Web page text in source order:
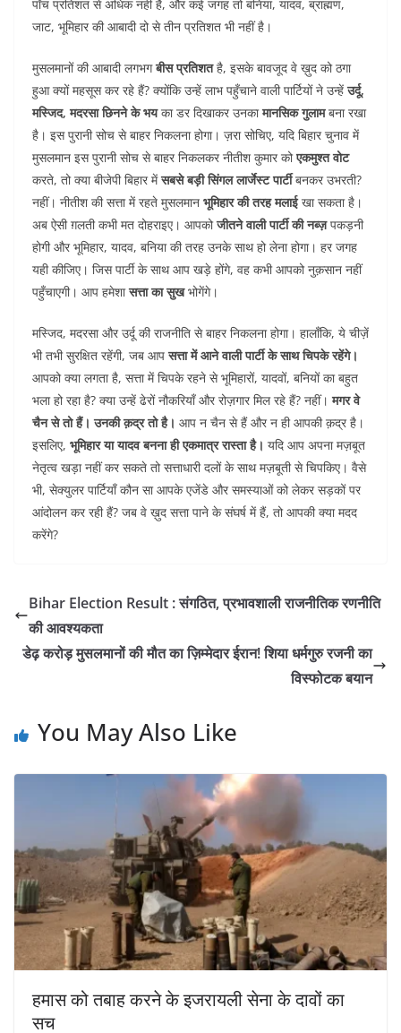
पाँच प्रतिशत से अधिक नहीं है, और कई जगह तो बनिया, यादव, ब्राह्मण,
जाट, भूमिहार की आबादी दो से तीन प्रतिशत भी नहीं है।
मुसलमानों की आबादी लगभगबीस प्रतिशतहै, इसके बावजूद वे ख़ुद को ठगा
हुआ क्यों महसूस कर रहे हैं? क्योंकि उन्हें लाभ पहुँचाने वाली पार्टियों ने उन्हेंउर्दू,
मस्जिद, मदरसा छिनने के भयका डर दिखाकर उनकामानसिक गुलामबना रखा
है। इस पुरानी सोच से बाहर निकलना होगा। ज़रा सोचिए, यदि बिहार चुनाव में
मुसलमान इस पुरानी सोच से बाहर निकलकर नीतीश कुमार कोएकमुश्त वोट
करते, तो क्या बीजेपी बिहार मेंसबसे बड़ी सिंगल लार्जेस्ट पार्टीबनकर उभरती?
नहीं। नीतीश की सत्ता में रहते मुसलमान भूमिहार की तरह मलाईखा सकता है।
अब ऐसी ग़लती कभी मत दोहराइए। आपकोजीतने वाली पार्टी की नब्ज़पकड़नी
होगी और भूमिहार, यादव, बनिया की तरह उनके साथ हो लेना होगा। हर जगह
यही कीजिए। जिस पार्टी के साथ आप खड़े होंगे, वह कभी आपको नुक़सान नहीं
पहुँचाएगी। आप हमेशासत्ता का सुखभोगेंगे।
मस्जिद, मदरसा और उर्दू की राजनीति से बाहर निकलना होगा। हालाँकि, ये चीज़ें
भी तभी सुरक्षित रहेंगी, जब आपसत्ता में आने वाली पार्टी के साथ चिपके रहेंगे।
आपको क्या लगता है, सत्ता में चिपके रहने से भूमिहारों, यादवों, बनियों का बहुत
भला हो रहा है? क्या उन्हें ढेरों नौकरियाँ और रोज़गार मिल रहे हैं? नहीं।मगर वे
चैन से तो हैं। उनकी क़द्र तो है। आप न चैन से हैं और न ही आपकी क़द्र है।
इसलिए, भूमिहार या यादव बनना ही एकमात्र रास्ता है। यदि आप अपना मज़बूत
नेतृत्व खड़ा नहीं कर सकते तो सत्ताधारी दलों के साथ मज़बूती से चिपकिए। वैसे
भी, सेक्युलर पार्टियाँ कौन सा आपके एजेंडे और समस्याओं को लेकर सड़कों पर
आंदोलन कर रही हैं? जब वे ख़ुद सत्ता पाने के संघर्ष में हैं, तो आपकी क्या मदद
करेंगे?
Bihar Election Result : संगठित, प्रभावशाली राजनीतिक रणनीति
की आवश्यकता
डेढ़ करोड़ मुसलमानों की मौत का ज़िम्मेदार ईरान! शिया धर्मगुरु रजनी का
विस्फोटक बयान
You May Also Like
हमास को तबाह करने के इजरायली सेना के दावों का
सच